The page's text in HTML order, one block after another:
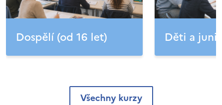
Dospělí (od 16 let) Děti a
Všechny kurzy